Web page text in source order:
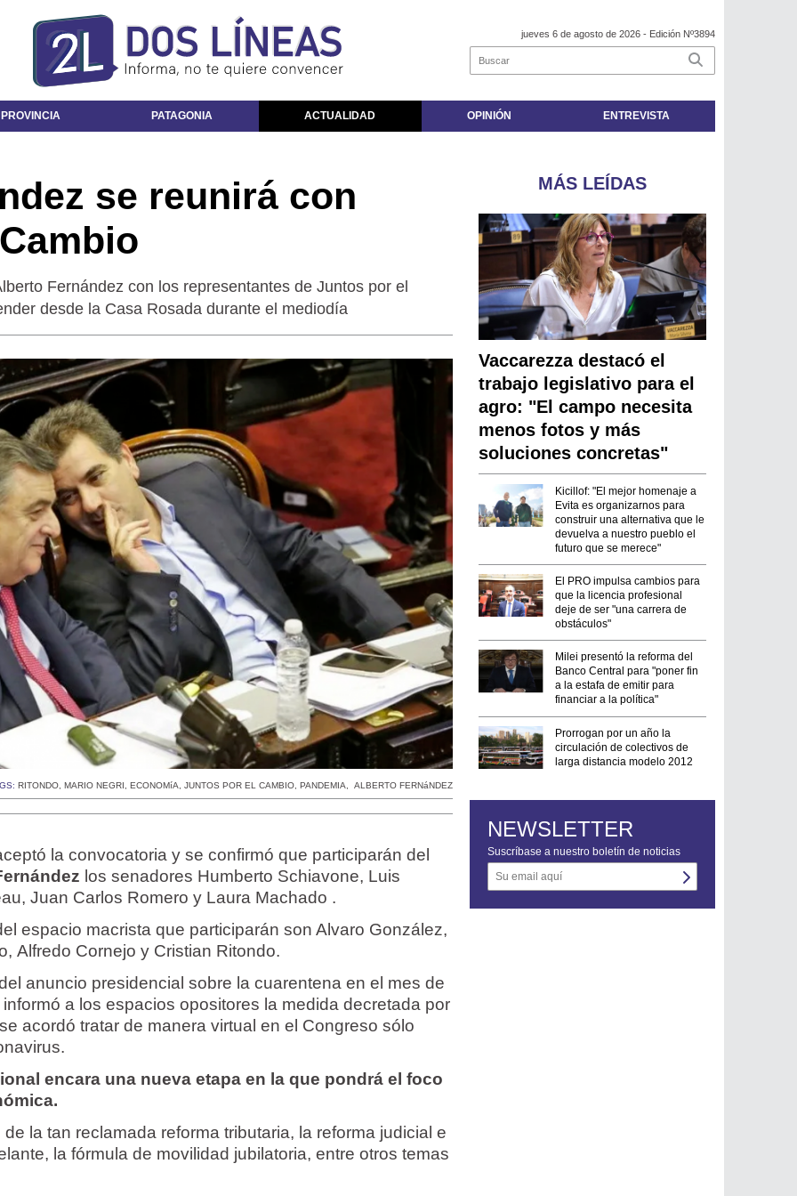
jueves 6 de agosto de 2026 - Edición Nº3894
PATAGONIA ACTUALIDAD OPINIÓN ENTREVISTA
se reunirá con
Fernández con los representantes de Juntos por el
desde la Casa Rosada durante el mediodía
RITONDO ,MARIO NEGRI ,ECONOMíA ,JUNTOS POR EL CAMBIO ,PANDEMIA ALBERTO FERNáNDEZ
la convocatoria y se confirmó que participarán del
los senadores Humberto Schiavone, Luis
Juan Carlos Romero y Laura Machado .
espacio macrista que participarán son Alvaro González,
Alfredo Cornejo y Cristian Ritondo.
anuncio presidencial sobre la cuarentena en el mes de
a los espacios opositores la medida decretada por
acordó tratar de manera virtual en el Congreso sólo
encara una nueva etapa en la que pondrá el foco
la tan reclamada reforma tributaria, la reforma judicial e
la fórmula de movilidad jubilatoria, entre otros temas
MÁS LEÍDAS
Vaccarezza destacó el
trabajo legislativo para el
agro: "El campo necesita
menos fotos y más
soluciones concretas"
Kicillof: "El mejor homenaje a
Evita es organizarnos para
construir una alternativa que le
devuelva a nuestro pueblo el
futuro que se merece"
El PRO impulsa cambios para
que la licencia profesional
deje de ser "una carrera de
obstáculos"
Milei presentó la reforma del
Banco Central para "poner fin
a la estafa de emitir para
financiar a la política"
Prorrogan por un año la
circulación de colectivos de
larga distancia modelo 2012
NEWSLETTER
Suscríbase a nuestro boletín de noticias